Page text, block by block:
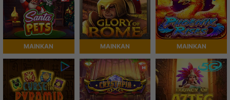
MAINKAN MAINKAN MAINKAN